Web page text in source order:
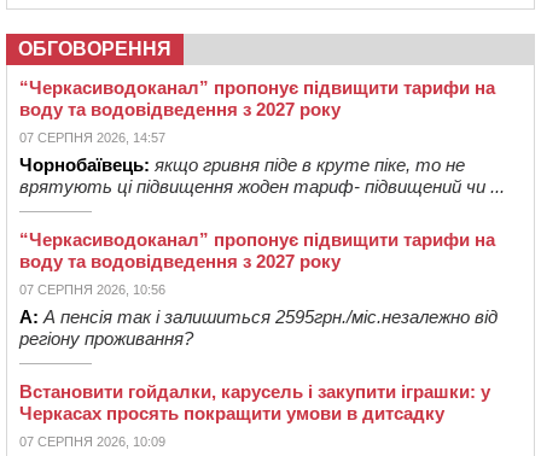
ОБГОВОРЕННЯ
“Черкасиводоканал” пропонує підвищити тарифи на
воду та водовідведення з 2027 року
07 СЕРПНЯ 2026, 14:57
Чорнобаївець: якщо гривня піде в круте піке, то не
врятують ці підвищення жоден тариф- підвищений чи ...
“Черкасиводоканал” пропонує підвищити тарифи на
воду та водовідведення з 2027 року
07 СЕРПНЯ 2026, 10:56
А: А пенсія так і залишиться 2595грн./міс.незалежно від
регіону проживання?
Встановити гойдалки, карусель і закупити іграшки: у
Черкасах просять покращити умови в дитсадку
07 СЕРПНЯ 2026, 10:09